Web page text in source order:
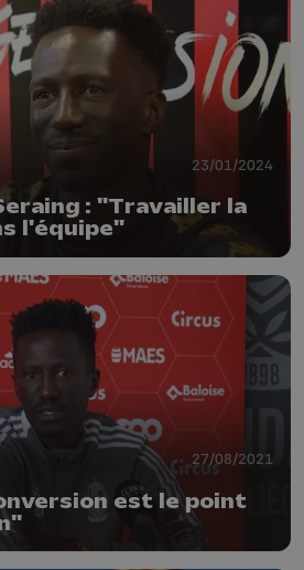
23/01/2024
: "Travailler la
l'équipe"
27/08/2021
est le point